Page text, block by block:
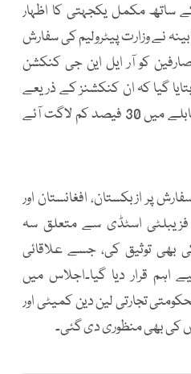
ساتھ مکمل یکجہتی کا اظہار
نے وزارت پیٹرولیم کی سفارش
کو آر ایل این جی کنکشن
گیا کہ ان کنکشنز کے ذریعے
صارفین کو ایل پی جی کے مقابلے میں 30 فیصد کم لاگت آئے
پر ازبکستان، افغانستان اور
فزیبلٹی اسٹڈی سے متعلق سہ
بھی توثیق کی، جسے علاقائی
اہم قرار دیا گیا۔اجلاس میں
تجارتی لین دین کمیٹی اور
کی بھی منظوری دی گئی۔